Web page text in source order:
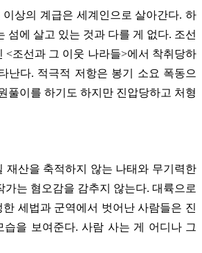
상의 계급은 세계인으로 살아간다. 하
섬에 살고 있는 것과 다를 게 없다. 조선
<조선과 그 이웃 나라들>에서 착취당하
난다. 적극적 저항은 봉기 소요 폭동으
풀이를 하기도 하지만 진압당하고 처형
재산을 축적하지 않는 나태와 무기력한
가는 혐오감을 감추지 않는다. 대륙으로
세법과 군역에서 벗어난 사람들은 진
습을 보여준다. 사람 사는 게 어디나 그